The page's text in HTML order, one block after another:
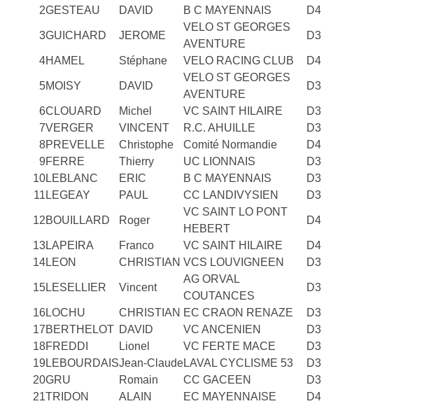
2GESTEAU DAVID B C MAYENNAIS D4
3GUICHARD JEROME
VELO ST GEORGES
AVENTURE
D3
4HAMEL Stéphane VELO RACING CLUB D4
5MOISY DAVID
VELO ST GEORGES
AVENTURE
D3
6CLOUARD Michel VC SAINT HILAIRE
D3
7VERGER VINCENT R.C. AHUILLE
D3
8PREVELLE Christophe Comité Normandie
D4
9FERRE Thierry UC LIONNAIS
D3
10LEBLANC ERIC B C MAYENNAIS
D3
11 LEGEAY PAUL CC LANDIVYSIEN D3
12BOUILLARD Roger
VC SAINT LO PONT
HEBERT
D4
13LAPEIRA Franco VC SAINT HILAIRE
D4
14LEON CHRISTIAN VCS LOUVIGNEEN D3
15LESELLIER Vincent
AG ORVAL
COUTANCES
D3
16LOCHU CHRISTIAN EC CRAON RENAZE
D3
17BERTHELOT DAVID VC ANCENIEN
D3
18FREDDI Lionel VC FERTE MACE
D3
19 LEBOURDAISJean-ClaudeLAVAL CYCLISME 53
D3
20GRU Romain CC GACEEN
D3
21TRIDON ALAIN EC MAYENNAISE D4